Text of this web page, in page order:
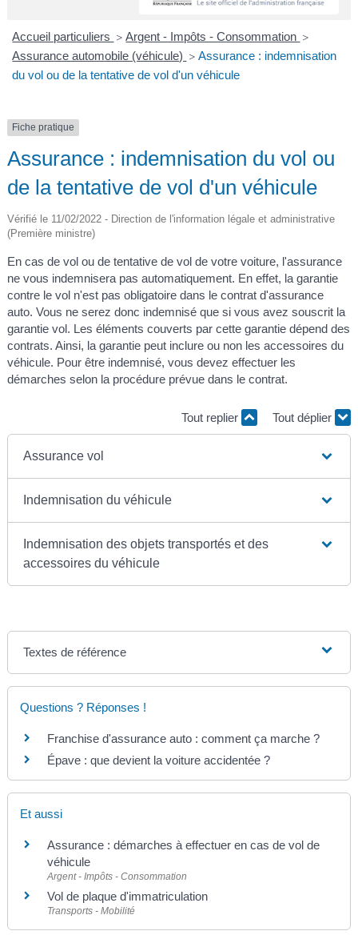
R
Accueil particuliers > Argent - Impôts - Consommation >
Assurance automobile (véhicule) > Assurance : indemnisation
du vol ou de la tentative de vol d'un véhicule
Fiche pratique
Assurance : indemnisation du vol ou
de la tentative de vol d'un véhicule
Vérifié le 11/02/2022 - Direction de l'information légale et administrative
(Première ministre)
En cas de vol ou de tentative de vol de votre voiture, l'assurance
ne vous indemnisera pas automatiquement. En effet, la garantie
contre le vol n'est pas obligatoire dans le contrat d'assurance
auto. Vous ne serez donc indemnisé que si vous avez souscrit la
garantie vol. Les éléments couverts par cette garantie dépend des
contrats. Ainsi, la garantie peut inclure ou non les accessoires du
véhicule. Pour être indemnisé, vous devez effectuer les
démarches selon la procédure prévue dans le contrat.
Tout replier Tout déplier
Assurance vol
Indemnisation du véhicule
Indemnisation des objets transportés et des
accessoires du véhicule
Textes de référence
Questions ? Réponses !
Franchise d'assurance auto : comment ça marche ?
Épave : que devient la voiture accidentée ?
Et aussi
Assurance : démarches à effectuer en cas de vol de
véhicule
Argent - Impôts - Consommation
Vol de plaque d'immatriculation
Transports - Mobilité